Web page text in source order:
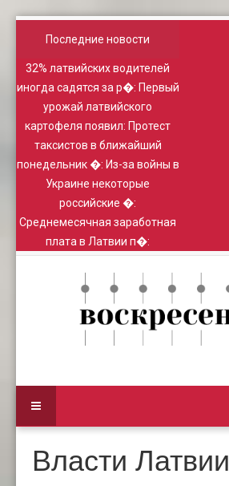
Последние новости
32% латвийских водителей
иногда садятся за р�: Первый
урожай латвийского
картофеля появил: Протест
таксистов в ближайший
понедельник �: Из-за войны в
Украине некоторые
российские �:
Среднемесячная заработная
плата в Латвии п�:
Власти Латвии